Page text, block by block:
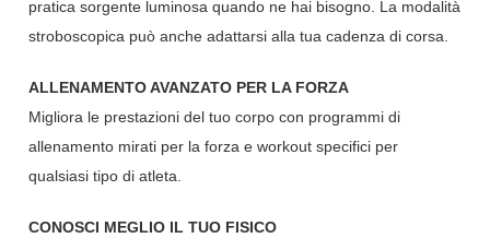
pratica sorgente luminosa quando ne hai bisogno. La modalità
stroboscopica può anche adattarsi alla tua cadenza di corsa.
ALLENAMENTO AVANZATO PER LA FORZA
Migliora le prestazioni del tuo corpo con programmi di
allenamento mirati per la forza e workout specifici per
qualsiasi tipo di atleta.
CONOSCI MEGLIO IL TUO FISICO